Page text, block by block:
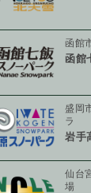
函館
函館
盛岡
ラ
岩手
仙台
場